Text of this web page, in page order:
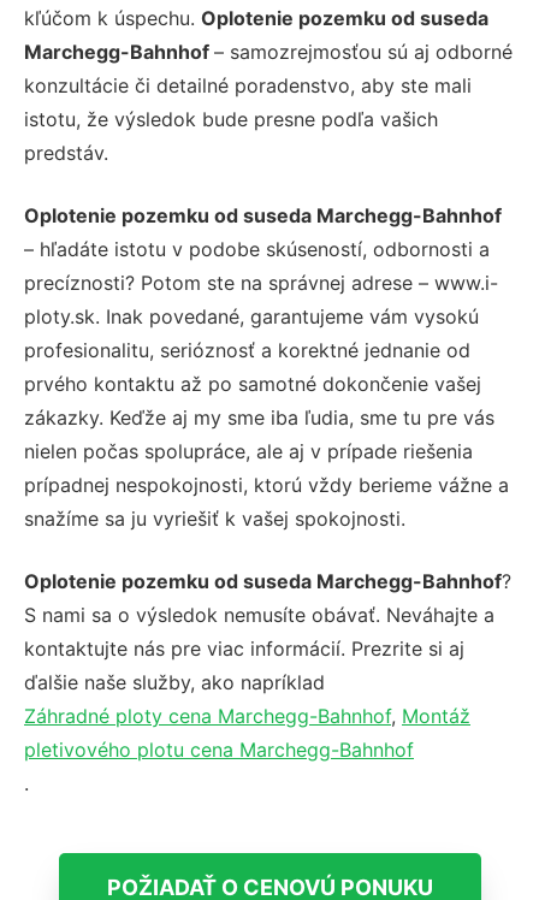
kľúčom k úspechu. Oplotenie pozemku od suseda
Marchegg-Bahnhof – samozrejmosťou sú aj odborné
konzultácie či detailné poradenstvo, aby ste mali
istotu, že výsledok bude presne podľa vašich
predstáv.
Oplotenie pozemku od suseda Marchegg-Bahnhof
– hľadáte istotu v podobe skúseností, odbornosti a
precíznosti? Potom ste na správnej adrese – www.i-
ploty.sk. Inak povedané, garantujeme vám vysokú
profesionalitu, serióznosť a korektné jednanie od
prvého kontaktu až po samotné dokončenie vašej
zákazky. Keďže aj my sme iba ľudia, sme tu pre vás
nielen počas spolupráce, ale aj v prípade riešenia
prípadnej nespokojnosti, ktorú vždy berieme vážne a
snažíme sa ju vyriešiť k vašej spokojnosti.
Oplotenie pozemku od suseda Marchegg-Bahnhof?
S nami sa o výsledok nemusíte obávať. Neváhajte a
kontaktujte nás pre viac informácií. Prezrite si aj
ďalšie naše služby, ako napríklad
Záhradné ploty cena Marchegg-Bahnhof, Montáž
pletivového plotu cena Marchegg-Bahnhof
.
POŽIADAŤ O CENOVÚ PONUKU